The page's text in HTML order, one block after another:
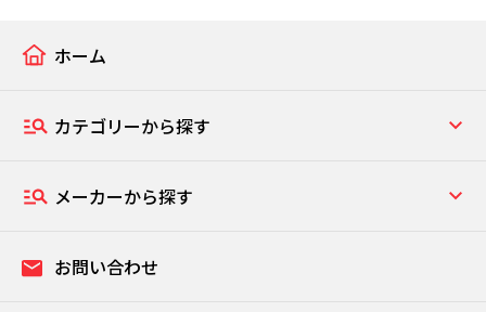
ホーム
カテゴリーから探す
メーカーから探す
お問い合わせ